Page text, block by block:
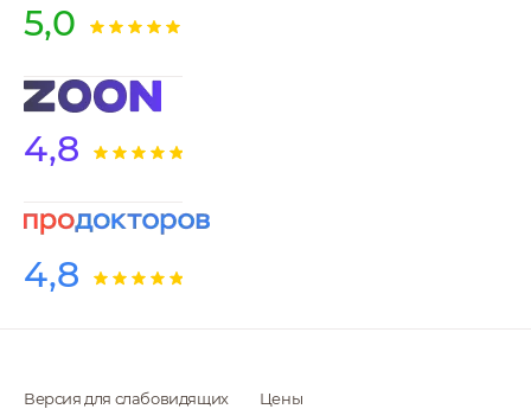
5,0
4,8
4,8
Версия для слабовидящих
Цены